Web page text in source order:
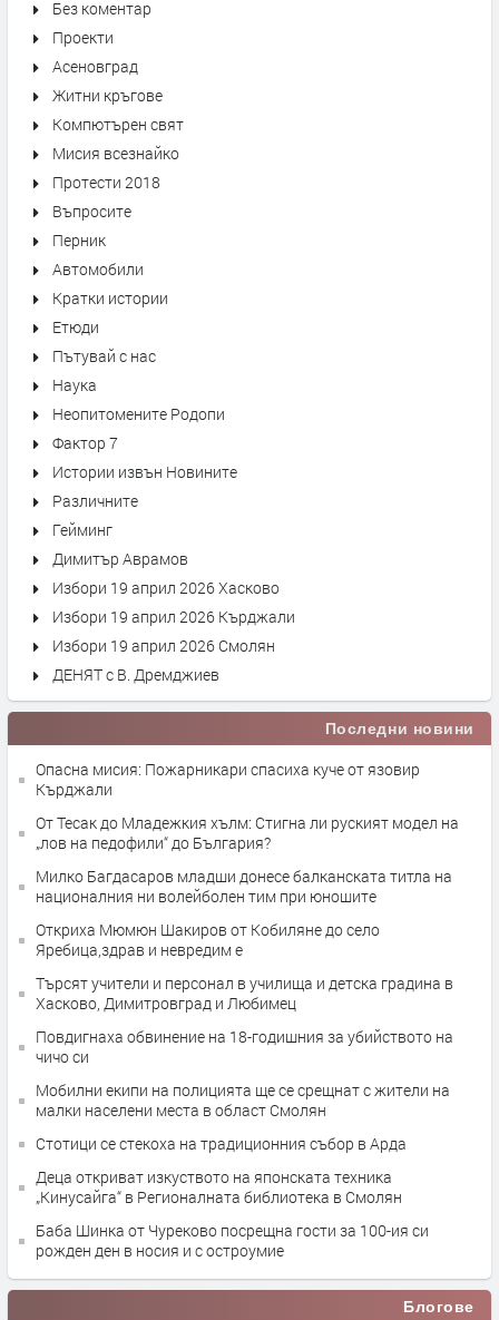
Без коментар
Проекти
Асеновград
Житни кръгове
Компютърен свят
Мисия всезнайко
Протести 2018
Въпросите
Перник
Автомобили
Кратки истории
Етюди
Пътувай с нас
Наука
Неопитомените Родопи
Фактор 7
Истории извън Новините
Различните
Гейминг
Димитър Аврамов
Избори 19 април 2026 Хасково
Избори 19 април 2026 Кърджали
Избори 19 април 2026 Смолян
ДЕНЯТ с В. Дремджиев
Последни новини
Опасна мисия: Пожарникари спасиха куче от язовир
Кърджали
От Тесак до Младежкия хълм: Стигна ли руският модел на
„лов на педофили“ до България?
Милко Багдасаров младши донесе балканската титла на
националния ни волейболен тим при юношите
Откриха Мюмюн Шакиров от Кобиляне до село
Яребица,здрав и невредим е
Търсят учители и персонал в училища и детска градина в
Хасково, Димитровград и Любимец
Повдигнаха обвинение на 18-годишния за убийството на
чичо си
Мобилни екипи на полицията ще се срещнат с жители на
малки населени места в област Смолян
Стотици се стекоха на традиционния събор в Арда
Деца откриват изкуството на японската техника
„Кинусайга“ в Регионалната библиотека в Смолян
Баба Шинка от Чуреково посрещна гости за 100-ия си
рожден ден в носия и с остроумие
Блогове